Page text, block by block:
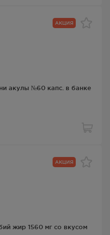
АКЦИЯ
акулы №60 капс. в банке
АКЦИЯ
жир 1560 мг со вкусом